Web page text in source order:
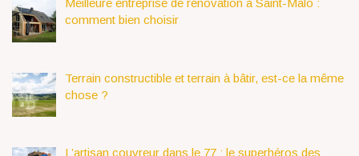
Meilleure entreprise de rénovation à Saint-Malo :
comment bien choisir
Terrain constructible et terrain à bâtir, est-ce la même
chose ?
L’artisan couvreur dans le 77 : le superhéros des